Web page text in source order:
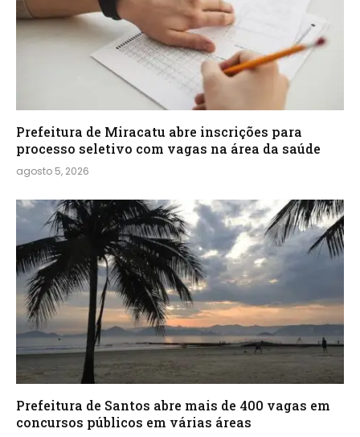
Prefeitura de Miracatu abre inscrições para
processo seletivo com vagas na área da saúde
agosto 5, 2026
Prefeitura de Santos abre mais de 400 vagas em
concursos públicos em várias áreas